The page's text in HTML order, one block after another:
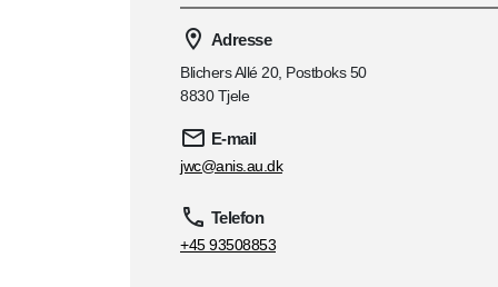
Adresse
Blichers Allé 20, Postboks 50
8830 Tjele
E-mail
jwc@anis.au.dk
Telefon
+45 93508853